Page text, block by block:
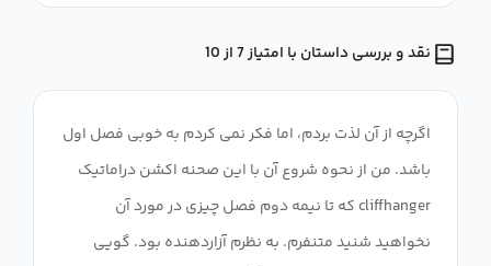
نقد و بررسی داستان با امتیاز 7 از 10
اگرچه از آن لذت بردم، اما فکر نمی کردم به خوبی فصل اول
باشد. من از نحوه شروع آن با این صحنه اکشن دراماتیک
cliffhanger که تا نیمه دوم فصل چیزی در مورد آن
نخواهید شنید متنفرم. به نظرم آزاردهنده بود. گویی